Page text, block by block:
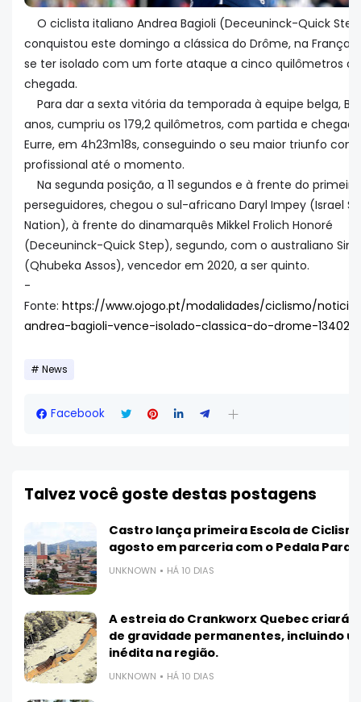
O ciclista italiano Andrea Bagioli (Deceuninck-Quick
conquistou este domingo a clássica do Drôme, na França,
se ter isolado com um forte ataque a cinco quilômetros
chegada.
Para dar a sexta vitória da temporada à equipe belga,
anos, cumpriu os 179,2 quilômetros, com partida e
Eurre, em 4h23m18s, conseguindo o seu maior triunfo
profissional até o momento.
Na segunda posição, a 11 segundos e à frente do
perseguidores, chegou o sul-africano Daryl Impey (Israel
Nation), à frente do dinamarquês Mikkel Frolich Honoré
(Deceuninck-Quick Step), segundo, com o australiano
(Qhubeka Assos), vencedor em 2020, a ser quinto.
-
Fonte: https://www.ojogo.pt/modalidades/ciclismo/
andrea-bagioli-vence-isolado-classica-do-drome-
News
Facebook
Talvez você goste destas postagens
Castro lança primeira Escola de
agosto em parceria com o Pedala
UNKNOWN HÁ 10 DIAS
A estreia do Crankworx Quebec criará
de gravidade permanentes, incluindo
inédita na região.
UNKNOWN HÁ 10 DIAS